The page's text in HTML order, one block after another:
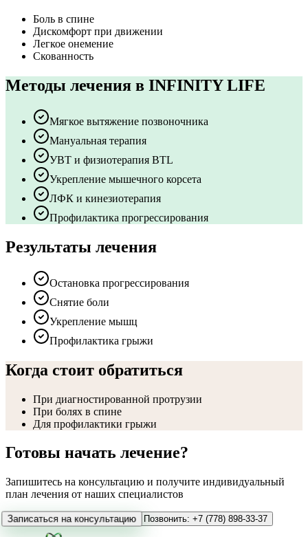
Боль в спине
Дискомфорт при движении
Легкое онемение
Скованность
Методы лечения в INFINITY LIFE
Мягкое вытяжение позвоночника
Мануальная терапия
УВТ и физиотерапия BTL
Укрепление мышечного корсета
ЛФК и кинезиотерапия
Профилактика прогрессирования
Результаты лечения
Остановка прогрессирования
Снятие боли
Укрепление мышц
Профилактика грыжи
Когда стоит обратиться
При диагностированной протрузии
При болях в спине
Для профилактики грыжи
Готовы начать лечение?
Запишитесь на консультацию и получите индивидуальный
план лечения от наших специалистов
Записаться на консультацию Позвонить: +7 (778) 898-33-37